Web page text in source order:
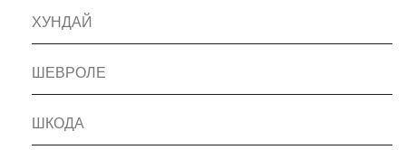
ХУНДАЙ
ШЕВРОЛЕ
ШКОДА